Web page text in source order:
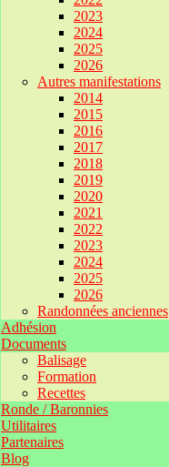
2023
2024
2025
2026
Autres manifestations
2014
2015
2016
2017
2018
2019
2020
2021
2022
2023
2024
2025
2026
Randonnées anciennes
Adhésion
Documents
Balisage
Formation
Recettes
Ronde / Baronnies
Utilitaires
Partenaires
Blog